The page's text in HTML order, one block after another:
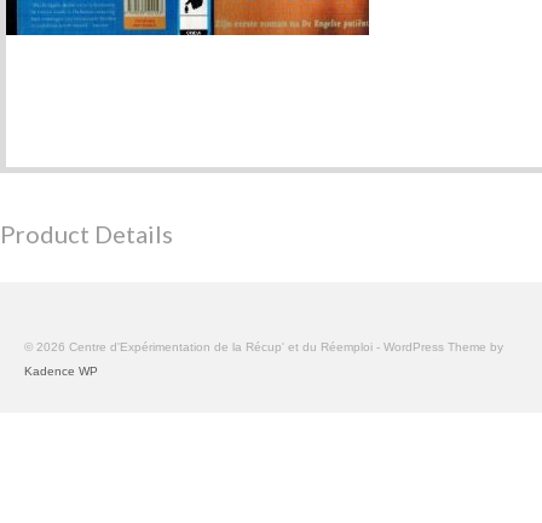
Product Details
© 2026 Centre d'Expérimentation de la Récup' et du Réemploi - WordPress Theme by
Kadence WP